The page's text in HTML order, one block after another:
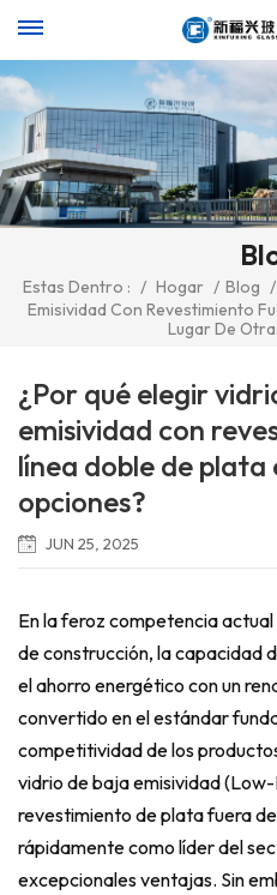
Estas Dentro : / Hogar / Blog /
Emisividad Con Revestimiento
Lugar De
¿Por qué elegir
emisividad con
línea doble de
opciones?
JUN 25, 2025
En la feroz competencia
de construcción, la capacidad
el ahorro energético con un
convertido en el estándar
competitividad de los
vidrio de baja emisividad
revestimiento de plata fuera
rápidamente como líder del
excepcionales ventajas. Sin